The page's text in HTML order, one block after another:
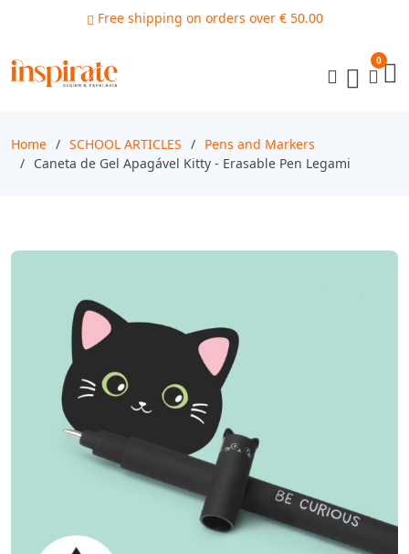
Free shipping on orders over € 50.00
0
Home SCHOOL ARTICLES
Pens and Markers
Caneta de Gel Apagável Kitty - Erasable Pen Legami